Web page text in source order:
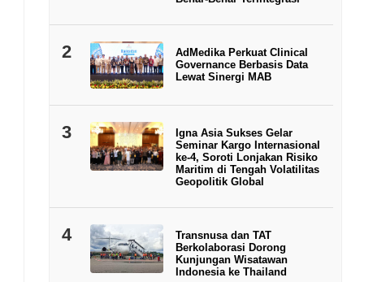
2
AdMedika Perkuat Clinical
Governance Berbasis Data
Lewat Sinergi MAB
3
Igna Asia Sukses Gelar
Seminar Kargo Internasional
ke-4, Soroti Lonjakan Risiko
Maritim di Tengah Volatilitas
Geopolitik Global
4
Transnusa dan TAT
Berkolaborasi Dorong
Kunjungan Wisatawan
Indonesia ke Thailand